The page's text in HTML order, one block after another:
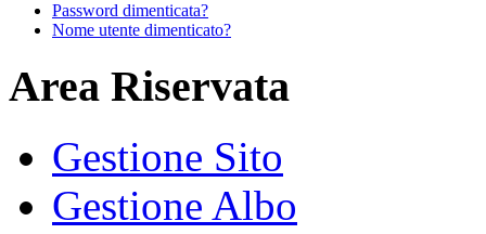
Password dimenticata?
Nome utente dimenticato?
Area Riservata
Gestione Sito
Gestione Albo